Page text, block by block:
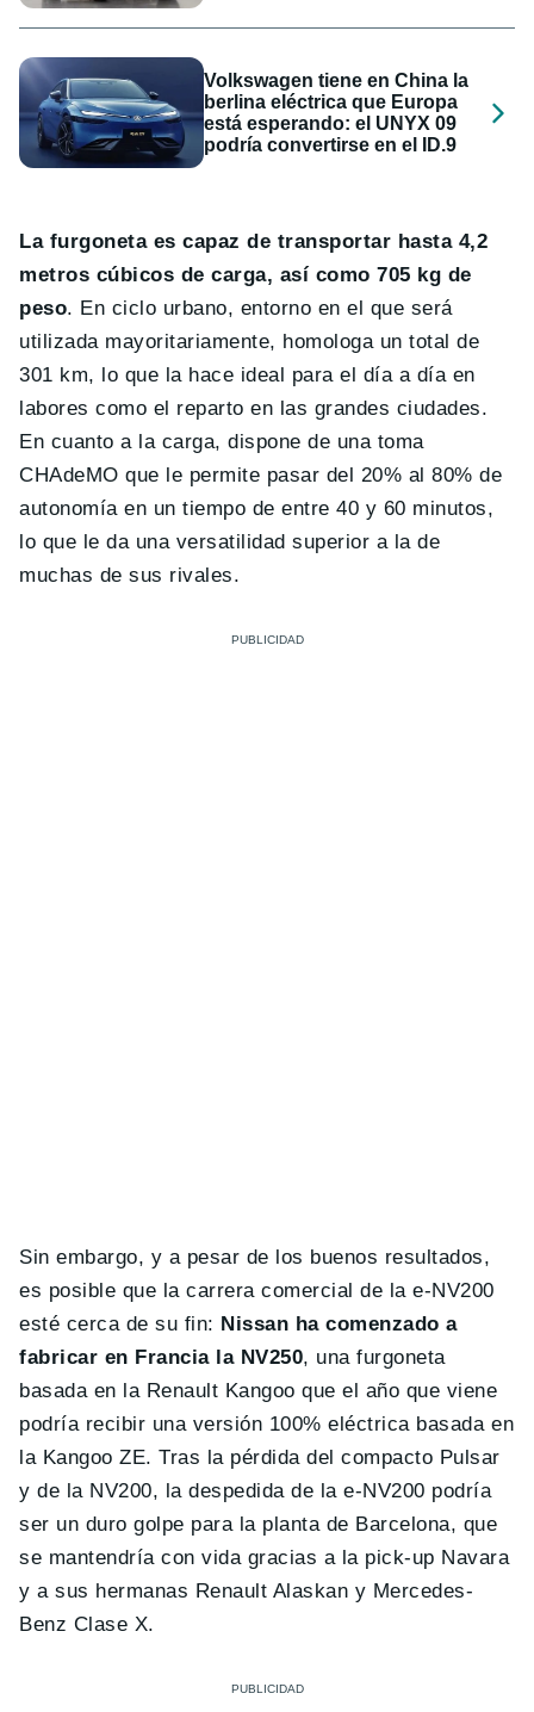
Volkswagen tiene en China la
berlina eléctrica que Europa
está esperando: el UNYX 09
podría convertirse en el ID.9
La furgoneta es capaz de transportar hasta 4,2
metros cúbicos de carga, así como 705 kg de
peso. En ciclo urbano, entorno en el que será
utilizada mayoritariamente, homologa un total de
301 km, lo que la hace ideal para el día a día en
labores como el reparto en las grandes ciudades.
En cuanto a la carga, dispone de una toma
CHAdeMO que le permite pasar del 20% al 80% de
autonomía en un tiempo de entre 40 y 60 minutos,
lo que le da una versatilidad superior a la de
muchas de sus rivales.
Sin embargo, y a pesar de los buenos resultados,
es posible que la carrera comercial de la e-NV200
esté cerca de su fin: Nissan ha comenzado a
fabricar en Francia la NV250, una furgoneta
basada en la Renault Kangoo que el año que viene
podría recibir una versión 100% eléctrica basada en
la Kangoo ZE. Tras la pérdida del compacto Pulsar
y de la NV200, la despedida de la e-NV200 podría
ser un duro golpe para la planta de Barcelona, que
se mantendría con vida gracias a la pick-up Navara
y a sus hermanas Renault Alaskan y Mercedes-
Benz Clase X.